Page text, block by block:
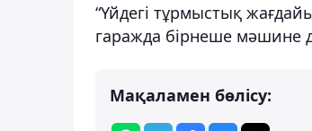
“Үйдегі тұрмыстық
гаражда бірнеше мәшине
Мақаламен бөлісу: